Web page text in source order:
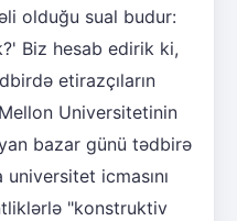
olduğu sual budur:
Biz hesab edirik ki,
etirazçıların
Universitetinin
bazar günü tədbirə
icmasını
"konstruktiv